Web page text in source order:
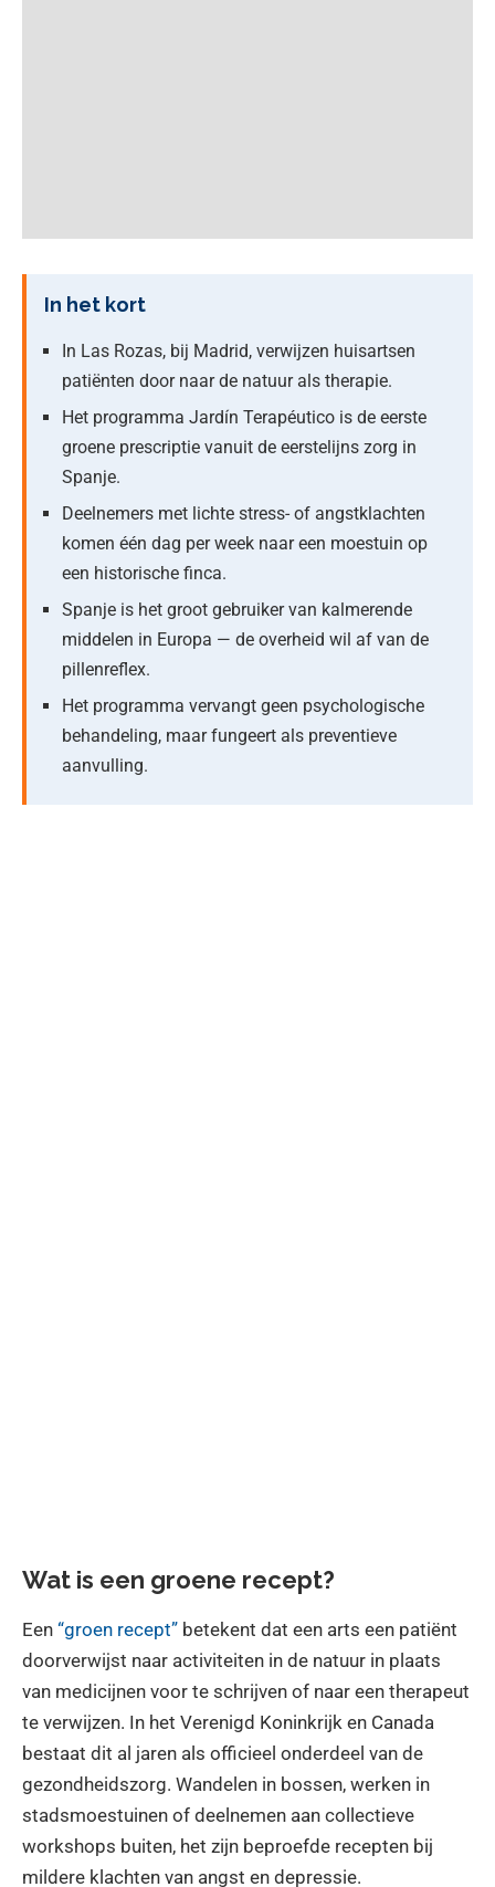
In het kort
In Las Rozas, bij Madrid, verwijzen huisartsen
patiënten door naar de natuur als therapie.
Het programma Jardín Terapéutico is de eerste
groene prescriptie vanuit de eerstelijns zorg in
Spanje.
Deelnemers met lichte stress- of angstklachten
komen één dag per week naar een moestuin op
een historische finca.
Spanje is het groot gebruiker van kalmerende
middelen in Europa — de overheid wil af van de
pillenreflex.
Het programma vervangt geen psychologische
behandeling, maar fungeert als preventieve
aanvulling.
Wat is een groene recept?
Een “groen recept” betekent dat een arts een patiënt
doorverwijst naar activiteiten in de natuur in plaats
van medicijnen voor te schrijven of naar een therapeut
te verwijzen. In het Verenigd Koninkrijk en Canada
bestaat dit al jaren als officieel onderdeel van de
gezondheidszorg. Wandelen in bossen, werken in
stadsmoestuinen of deelnemen aan collectieve
workshops buiten, het zijn beproefde recepten bij
mildere klachten van angst en depressie.